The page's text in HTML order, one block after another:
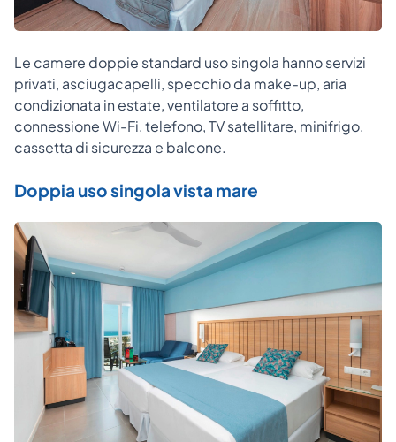
Le camere doppie standard uso singola hanno servizi
privati, asciugacapelli, specchio da make-up, aria
condizionata in estate, ventilatore a soffitto,
connessione Wi-Fi, telefono, TV satellitare, minifrigo,
cassetta di sicurezza e balcone.
Doppia uso singola vista mare